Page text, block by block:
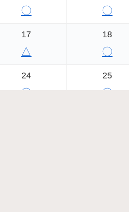
〇 〇
17
△
18
〇
24
〇
25
〇